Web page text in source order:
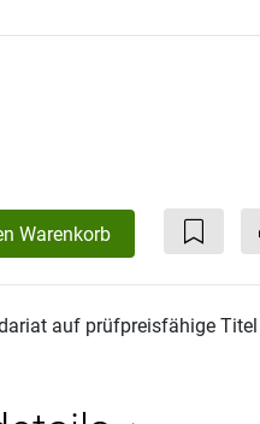
Warenkorb
auf prüfpreisfähige